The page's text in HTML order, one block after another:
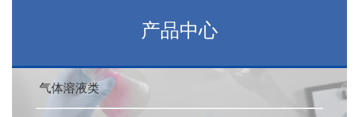
产品中心
气体溶液类